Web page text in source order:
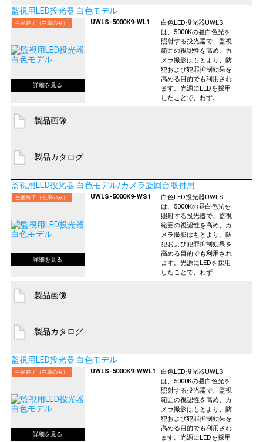
監視用LED投光器 白色モデル
生産終了（在庫のみ） UWLS-5000K9-WL1
白色LED投光器UWLS
は、5000Kの昼白色光を
照射する投光器で、監視
範囲の視認性を高め、カ
メラ撮影はもとより、防
犯および犯罪抑制効果を
高める目的でも利用され
ます。光源にLEDを採用
したことで、わず...
製品画像
製品カタログ
監視用LED投光器 白色モデル/カメラ旋回台取付用
生産終了（在庫のみ） UWLS-5000K9-WS1
白色LED投光器UWLS
は、5000Kの昼白色光を
照射する投光器で、監視
範囲の視認性を高め、カ
メラ撮影はもとより、防
犯および犯罪抑制効果を
高める目的でも利用され
ます。光源にLEDを採用
したことで、わず...
製品画像
製品カタログ
監視用LED投光器 白色モデル
生産終了（在庫のみ） UWLS-5000K9-WWL1
白色LED投光器UWLS
は、5000Kの昼白色光を
照射する投光器で、監視
範囲の視認性を高め、カ
メラ撮影はもとより、防
犯および犯罪抑制効果を
高める目的でも利用され
ます。光源にLEDを採用